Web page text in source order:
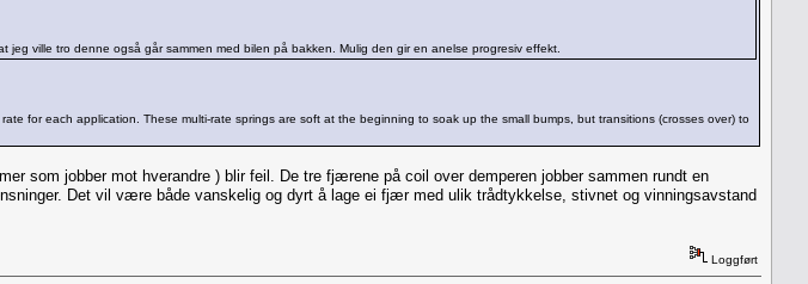
jeg ville tro denne også går sammen med bilen på bakken. Mulig den gir en anelse progresiv effekt.
for each application. These multi-rate springs are soft at the beginning to soak up the small bumps, but transitions (crosses over) to
som jobber mot hverandre ) blir feil. De tre fjærene på coil over demperen jobber sammen rundt en
Det vil være både vanskelig og dyrt å lage ei fjær med ulik trådtykkelse, stivnet og vinningsavstand
Loggført